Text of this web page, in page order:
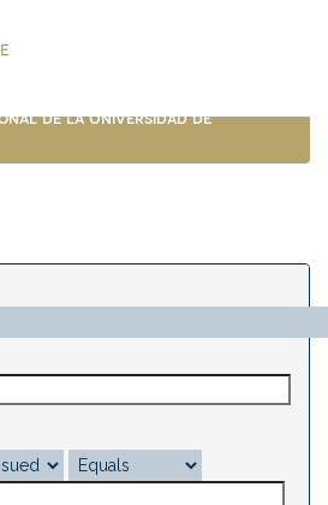
de la Universidad de